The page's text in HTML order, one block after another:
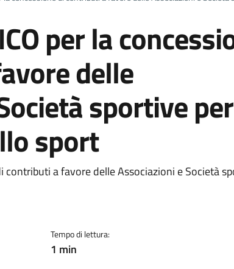
per la
delle
sportive
sport
contributi a favore delle Associazioni e Società
Tempo di lettura:
1 min